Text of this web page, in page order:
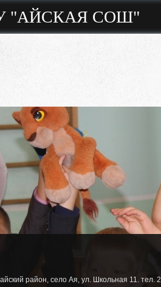
"АЙСКАЯ СОШ"
район, село Ая, ул. Школьная 11. тел.